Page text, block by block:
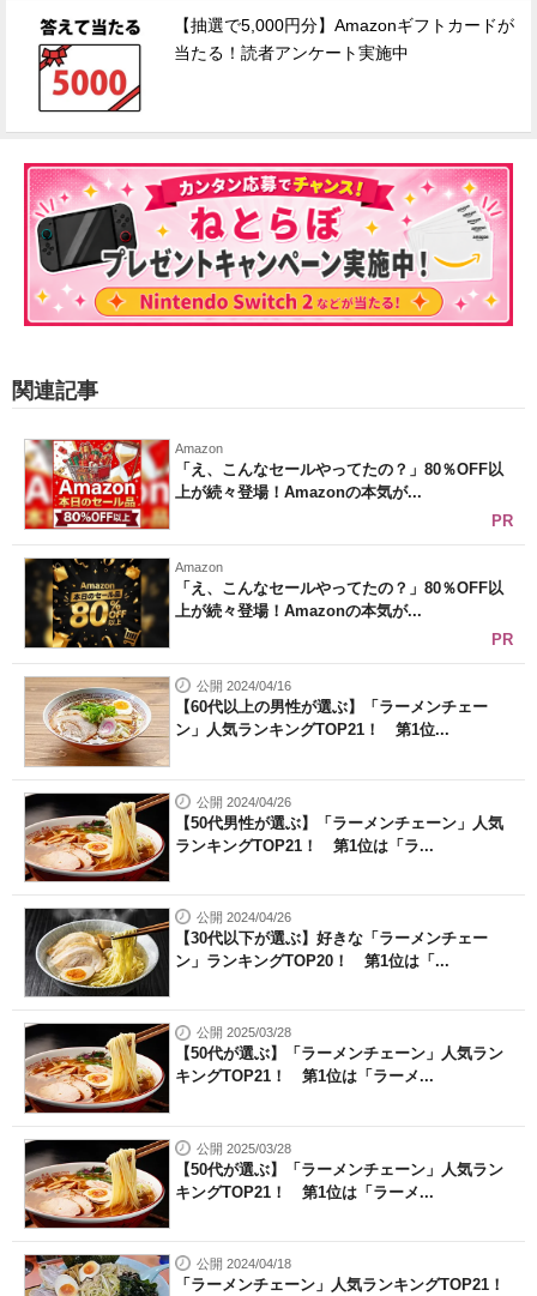
【抽選で5,000円分】Amazonギフトカードが
当たる！読者アンケート実施中
関連記事
Amazon
「え、こんなセールやってたの？」80％OFF以
上が続々登場！Amazonの本気が...
PR
Amazon
「え、こんなセールやってたの？」80％OFF以
上が続々登場！Amazonの本気が...
PR
公開 2024/04/16
【60代以上の男性が選ぶ】「ラーメンチェー
ン」人気ランキングTOP21！ 第1位...
公開 2024/04/26
【50代男性が選ぶ】「ラーメンチェーン」人気
ランキングTOP21！ 第1位は「ラ...
公開 2024/04/26
【30代以下が選ぶ】好きな「ラーメンチェー
ン」ランキングTOP20！ 第1位は「...
公開 2025/03/28
【50代が選ぶ】「ラーメンチェーン」人気ラン
キングTOP21！ 第1位は「ラーメ...
公開 2025/03/28
【50代が選ぶ】「ラーメンチェーン」人気ラン
キングTOP21！ 第1位は「ラーメ...
公開 2024/04/18
「ラーメンチェーン」人気ランキングTOP21！